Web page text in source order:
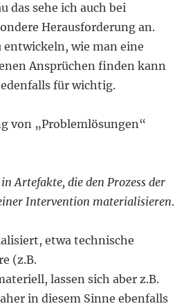
das sehe ich auch bei
Herausforderung an.
entwickeln, wie man eine
Ansprüchen finden kann
für wichtig.
von „Problemlösungen“
Artefakte, die den Prozess der
Intervention materialisieren.
etwa technische
(z.B.
lassen sich aber z.B.
in diesem Sinne ebenfalls